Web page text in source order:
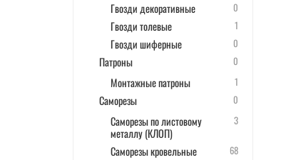
Гвозди декоративные 0
Гвозди толевые 1
Гвозди шиферные 0
Патроны 0
Монтажные патроны 1
Саморезы 0
Саморезы по листовому
металлу (КЛОП)
3
Саморезы кровельные 68